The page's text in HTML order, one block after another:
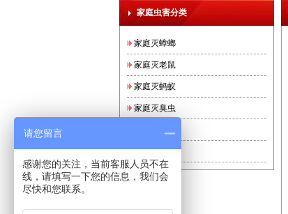
家庭虫害分类
家庭灭蟑螂
家庭灭老鼠
家庭灭蚂蚁
家庭灭臭虫
家庭灭蚊蝇
请您留言
感谢您的关注，当前客服人员不在
线，请填写一下您的信息，我们会
尽快和您联系。